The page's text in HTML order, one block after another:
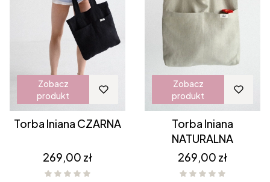
Zobacz
produkt
Torba lniana CZARNA
Cena
269,00 zł
Zobacz
produkt
Torba lniana
NATURALNA
Cena
269,00 zł